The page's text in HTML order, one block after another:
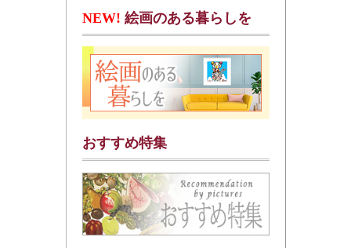
NEW! 絵画のある暮らしを
おすすめ特集